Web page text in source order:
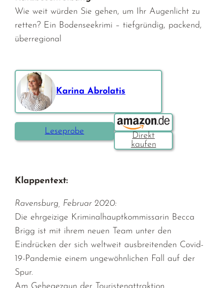
Wie weit würden Sie gehen, um Ihr Augenlicht zu
retten? Ein Bodenseekrimi – tiefgründig, packend,
überregional
Karina Abrolatis
Leseprobe
Bestellen über:
Klappentext:
Ravensburg, Februar 2020:
Die ehrgeizige Kriminalhauptkommissarin Becca
Brigg ist mit ihrem neuen Team unter den
Eindrücken der sich weltweit ausbreitenden Covid-
19-Pandemie einem ungewöhnlichen Fall auf der
Spur.
Am Gehegezaun der Touristenattraktion